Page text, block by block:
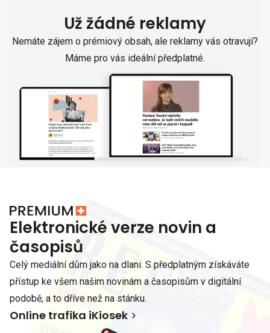
Už žádné reklamy
Nemáte zájem o prémiový obsah, ale reklamy vás otravují?
Máme pro vás ideální předplatné.
Elektronické verze novin a
časopisů
Celý mediální dům jako na dlani. S předplatným získáváte
přístup ke všem našim novinám a časopisům v digitální
podobě, a to dříve než na stánku.
Online trafika iKiosek